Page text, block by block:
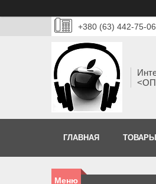
+380 (63) 442-75-06
ГЛАВНАЯ ТОВАРЫ